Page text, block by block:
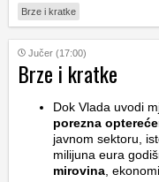
Brze i kratke
Jučer (17:00)
Brze i kratke
Dok Vlada uvodi
porezna
javnom sektoru,
milijuna eura
mirovina ,